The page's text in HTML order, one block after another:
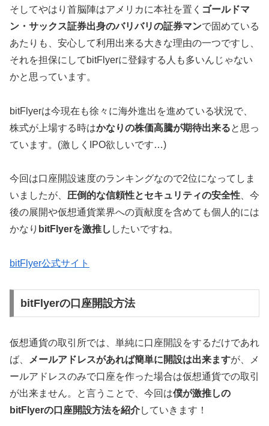
そしてやはり首脳陣はアメリカに本社を置く ゴールドマ
ン・サックス証券出身のバリバリの証券マンで固めている
あたりも、安心して利用出来る大きな理由の一つですし、
それを担保にしてbitFlyerに登録する人も多いんじゃない
かと思っています。
bitFlyerは今現在も徐々に海外進出を進めている状況で、
株式が上場する時はかなりの株価高騰が期待出来ると思っ
ています。(激しくIPO欲しいです…)
今回は口座開設速度のランキングなので2位になってしま
いましたが、 圧倒的な信頼性とセキュリティの安全性、今
後の展開や仮想通貨業界への貢献度を含めても個人的には
かなり bitFlyerを激推し したいですね。
bitFlyer公式サイト
bitFlyerの口座開設方法
仮想通貨の取引所では、単純に口座開設をするだけであれ
ば、
メールアドレスがあれば簡単に開設は出来ますが、メ
ールアドレスのみで口座を作った場合は仮想通貨での取引
が出来ません。と言うことで、今回は僕が激推しの
bitFlyerの口座開設方法を紹介していきます！